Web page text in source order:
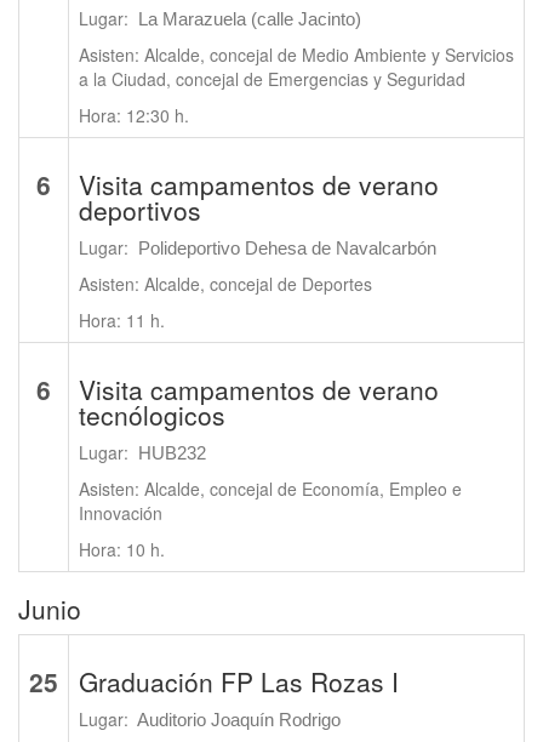
Lugar: La Marazuela (calle Jacinto)
Asisten: Alcalde, concejal de Medio Ambiente y Servicios
a la Ciudad, concejal de Emergencias y Seguridad
Hora: 12:30 h.
6 Visita campamentos de verano
deportivos
Lugar: Polideportivo Dehesa de Navalcarbón
Asisten: Alcalde, concejal de Deportes
Hora: 11 h.
6 Visita campamentos de verano
tecnólogicos
Lugar: HUB232
Asisten: Alcalde, concejal de Economía, Empleo e
Innovación
Hora: 10 h.
Junio
25
Graduación FP Las Rozas I
Lugar: Auditorio Joaquín Rodrigo